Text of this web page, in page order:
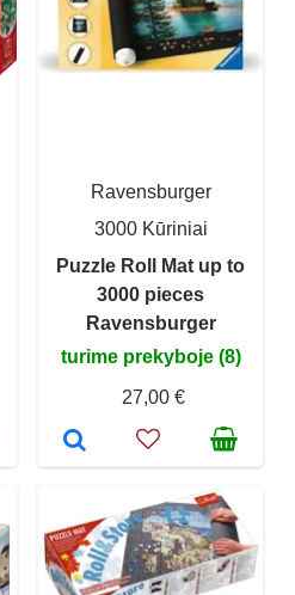
Ravensburger
3000 Kūriniai
Puzzle Roll Mat up to
3000 pieces
Ravensburger
turime prekyboje (8)
27,00 €